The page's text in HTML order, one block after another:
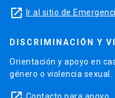
launch Ir al sitio de
DISCRIMINACIÓN Y
Orientación y apoyo en
género o violencia sexual.